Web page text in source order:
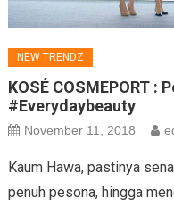
NEW TRENDZ
KOSÉ COSMEPORT :
#Everydaybeauty
November 11, 2018
Kaum Hawa, pastinya
penuh pesona, hingga